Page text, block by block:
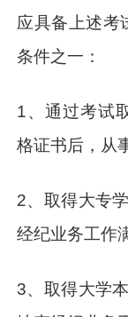
应具备上述考
条件之一：
1、通过考试
格证书后，从
2、取得大专
经纪业务工作
3、取得大学